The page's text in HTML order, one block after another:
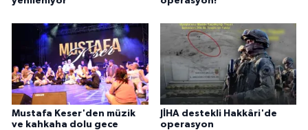
Mustafa Keser'den müzik
ve kahkaha dolu gece
JİHA destekli Hakkâri'de
operasyon